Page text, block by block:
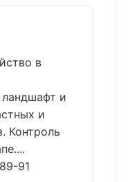
в
и
и
Контроль
91